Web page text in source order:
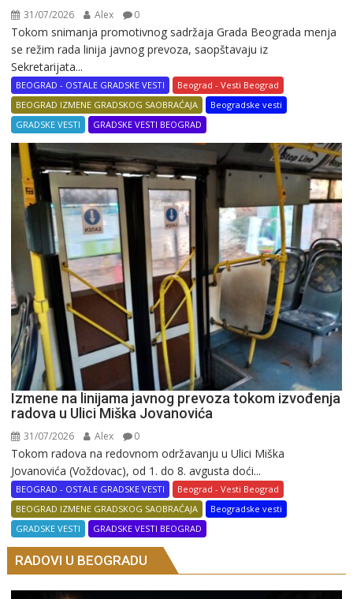
31/07/2026 Alex 0
Tokom snimanja promotivnog sadržaja Grada Beograda menja
se režim rada linija javnog prevoza, saopštavaju iz
Sekretarijata...
BEOGRAD - OSTALE GRADSKE VESTI
Beograd - Vesti Beograd
BEOGRAD IZMENE GRADSKOG SAOBRAĆAJA
Beogradske vesti
GRADSKE VESTI
GRADSKE VESTI BEOGRAD
Izmene na linijama javnog prevoza tokom izvođenja
radova u Ulici Miška Jovanovića
31/07/2026 Alex 0
Tokom radova na redovnom održavanju u Ulici Miška
Jovanovića (Voždovac), od 1. do 8. avgusta doći...
BEOGRAD - OSTALE GRADSKE VESTI
Beograd - Vesti Beograd
BEOGRAD IZMENE GRADSKOG SAOBRAĆAJA
Beogradske vesti
GRADSKE VESTI
GRADSKE VESTI BEOGRAD
RADOVI U BEOGRADU